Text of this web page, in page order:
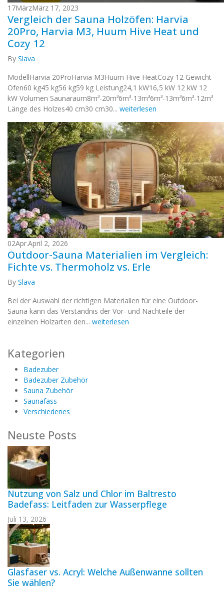
17MärzMärz 17, 2023
Vergleich der Sauna Holzöfen: Harvia
20Pro, Harvia M3, Huum Hive Heat und
Cozy 12
By Slava
ModellHarvia 20ProHarvia M3Huum Hive HeatCozy 12 Gewicht
Ofen60 kg45 kg56 kg59 kg Leistung24,1 kW16,5 kW 12 kW 12
kW Volumen Saunaraum8m³-20m³6m³-13m³6m³-13m³6m³-12m³
Länge des Holzes40 cm30 cm30... weiterlesen
02Apr.April 2, 2026
Outdoor-Sauna Materialien im Vergleich:
Fichte vs. Thermoholz vs. Erle
By Slava
Bei der Auswahl der richtigen Materialien für eine Outdoor-
Sauna kann das Verständnis der Vor- und Nachteile der
einzelnen Holzarten den... weiterlesen
Kategorien
Badezuber
Badezuber Zubehör
Sauna Zubehör
Saunafass
Verschiedenes
Neuste Posts
Nutzung von Salz und Chlor im Baltresto
Badefass: Leitfaden zur Wasserpflege
Juli 13, 2026
Glasfaser vs. Acryl: Welche Außenwanne sollten
Sie wählen?